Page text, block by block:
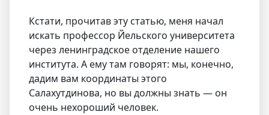
Кстати, прочитав эту статью, меня начал
искать профессор Йельского университета
через ленинградское отделение нашего
института. А ему там говорят: мы, конечно,
дадим вам координаты этого
Салахутдинова, но вы должны знать — он
очень нехороший человек.